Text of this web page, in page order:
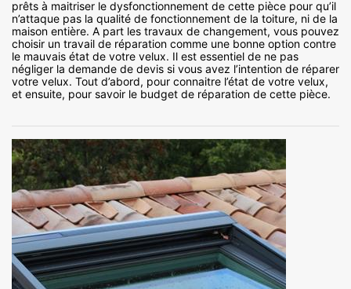
prêts à maitriser le dysfonctionnement de cette pièce pour qu’il
n’attaque pas la qualité de fonctionnement de la toiture, ni de la
maison entière. A part les travaux de changement, vous pouvez
choisir un travail de réparation comme une bonne option contre
le mauvais état de votre velux. Il est essentiel de ne pas
négliger la demande de devis si vous avez l’intention de réparer
votre velux. Tout d’abord, pour connaitre l’état de votre velux,
et ensuite, pour savoir le budget de réparation de cette pièce.